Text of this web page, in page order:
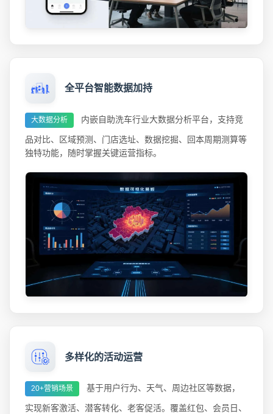
全平台智能数据加持
大数据分析 内嵌自助洗车行业大数据分析平台，支持竞
品对比、区域预测、门店选址、数据挖掘、回本周期测算等
独特功能，随时掌握关键运营指标。
多样化的活动运营
20+营销场景 基于用户行为、天气、周边社区等数据，
实现新客激活、潜客转化、老客促活。覆盖红包、会员日、